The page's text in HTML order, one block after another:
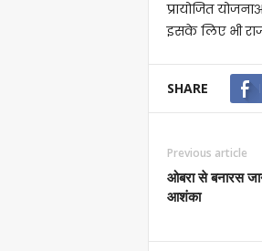
प्रायोजित
इसके लिए भी
SHARE
Previous article
ओबरा से बनारस
आशंका